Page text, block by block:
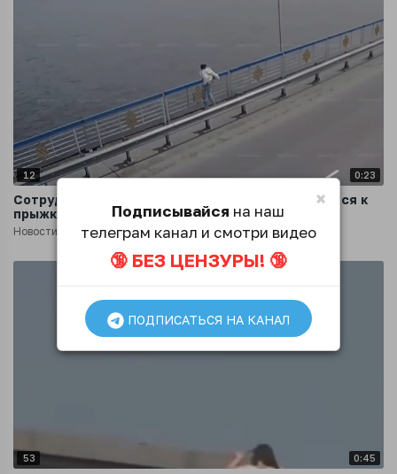
12 0:23
Сотрудник МЧС Тувы спас девушку, готовившуюся к
прыжку с моста
Новости 1 год назад
53 0:45
×
Подписывайся на наш
телеграм канал и смотри видео
🔞 БЕЗ ЦЕНЗУРЫ! 🔞
ПОДПИСАТЬСЯ НА КАНАЛ